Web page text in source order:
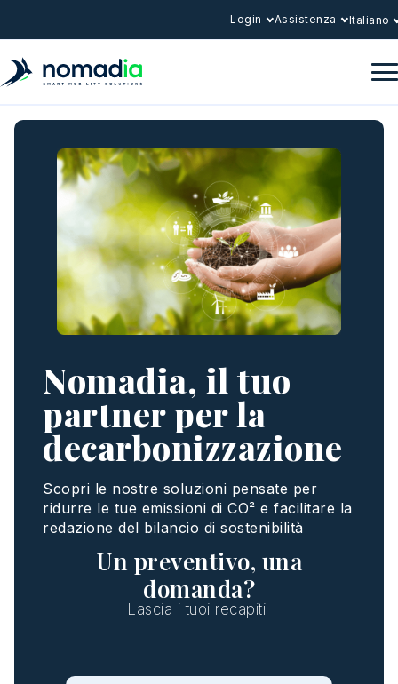
Login Assistenza Italiano
Nomadia, il tuo
partner per la
decarbonizzazione
Scopri le nostre soluzioni pensate per
ridurre le tue emissioni di CO² e facilitare la
redazione del bilancio di sostenibilità
Un preventivo, una
domanda?
Lascia ituoi recapiti